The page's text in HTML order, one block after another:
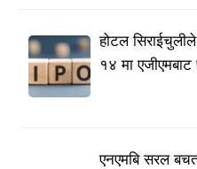
होटल
१४ मा एजीएमबाट
एनएमबि सरल